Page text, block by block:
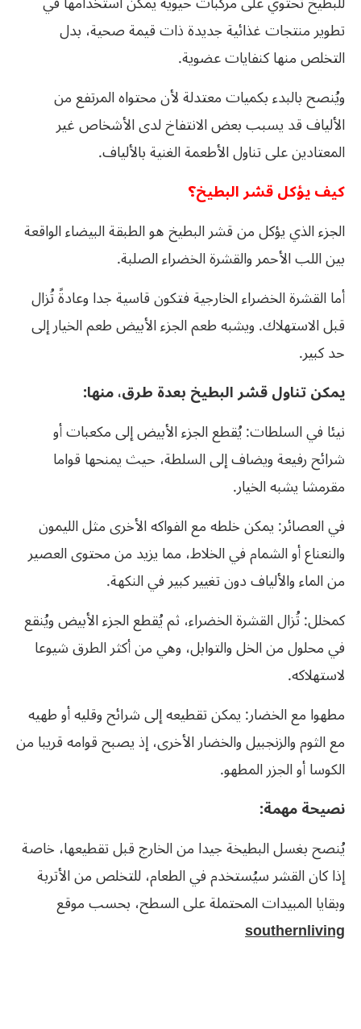
تطوير منتجات غذائية جديدة ذات قيمة صحية، بدل
التخلص منها كنفايات عضوية.
ويُنصح بالبدء بكميات معتدلة لأن محتواه المرتفع من
الألياف قد يسبب بعض الانتفاخ لدى الأشخاص غير
المعتادين على تناول الأطعمة الغنية بالألياف.
كيف يؤكل قشر البطيخ؟
الجزء الذي يؤكل من قشر البطيخ هو الطبقة البيضاء الواقعة
بين اللب الأحمر والقشرة الخضراء الصلبة.
أما القشرة الخضراء الخارجية فتكون قاسية جدا وعادةً تُزال
قبل الاستهلاك. ويشبه طعم الجزء الأبيض طعم الخيار إلى
حد كبير.
يمكن تناول قشر البطيخ بعدة طرق، منها:
نيئا في السلطات: يُقطع الجزء الأبيض إلى مكعبات أو
شرائح رفيعة ويضاف إلى السلطة، حيث يمنحها قواما
مقرمشا يشبه الخيار.
في العصائر: يمكن خلطه مع الفواكه الأخرى مثل الليمون
والنعناع أو الشمام في الخلاط، مما يزيد من محتوى العصير
من الماء والألياف دون تغيير كبير في النكهة.
كمخلل: تُزال القشرة الخضراء، ثم يُقطع الجزء الأبيض ويُنقع
في محلول من الخل والتوابل، وهي من أكثر الطرق شيوعا
لاستهلاكه.
مطهوا مع الخضار: يمكن تقطيعه إلى شرائح وقليه أو طهيه
مع الثوم والزنجبيل والخضار الأخرى، إذ يصبح قوامه قريبا من
الكوسا أو الجزر المطهو.
نصيحة مهمة:
يُنصح بغسل البطيخة جيدا من الخارج قبل تقطيعها، خاصة
إذا كان القشر سيُستخدم في الطعام، للتخلص من الأتربة
وبقايا المبيدات المحتملة على السطح، بحسب موقع
southernliving